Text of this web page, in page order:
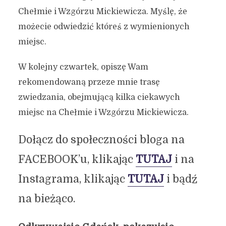
Chełmie i Wzgórzu Mickiewicza. Myślę, że
możecie odwiedzić któreś z wymienionych
miejsc.
W kolejny czwartek, opiszę Wam
rekomendowaną przeze mnie trasę
zwiedzania, obejmującą kilka ciekawych
miejsc na Chełmie i Wzgórzu Mickiewicza.
Dołącz do społeczności bloga na
FACEBOOK’u, klikając TUTAJi na
Instagrama, klikając TUTAJi bądź
na bieżąco.